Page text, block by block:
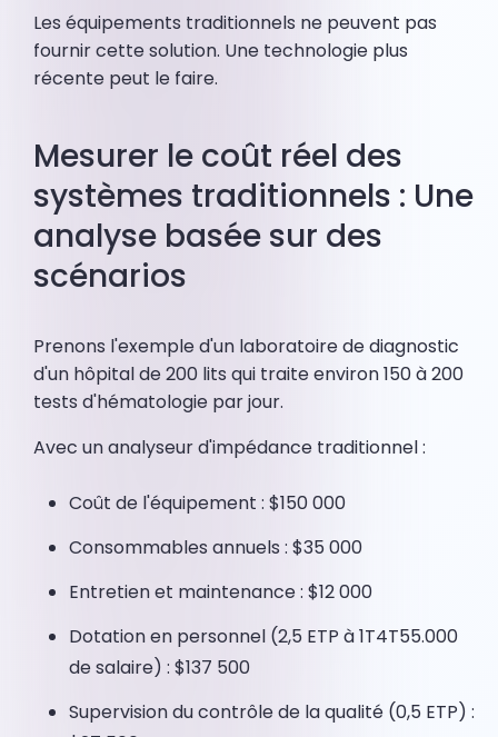
Les équipements traditionnels ne peuvent pas
fournir cette solution. Une technologie plus
récente peut le faire.
Mesurer le coût réel des
systèmes traditionnels : Une
analyse basée sur des
scénarios
Prenons l'exemple d'un laboratoire de diagnostic
d'un hôpital de 200 lits qui traite environ 150 à 200
tests d'hématologie par jour.
Avec un analyseur d'impédance traditionnel :
Coût de l'équipement : $150 000
Consommables annuels : $35 000
Entretien et maintenance : $12 000
Dotation en personnel (2,5 ETP à 1T4T55.000
de salaire) : $137 500
Supervision du contrôle de la qualité (0,5 ETP) :